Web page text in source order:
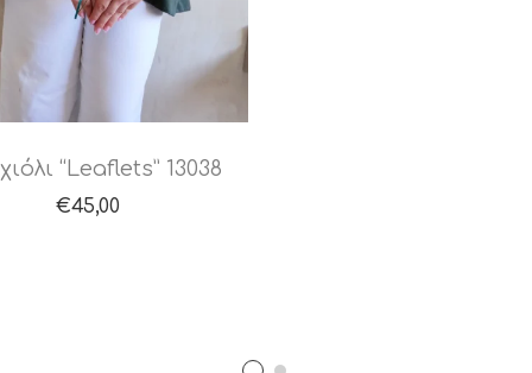
“Leaflets” 13038
€45,00